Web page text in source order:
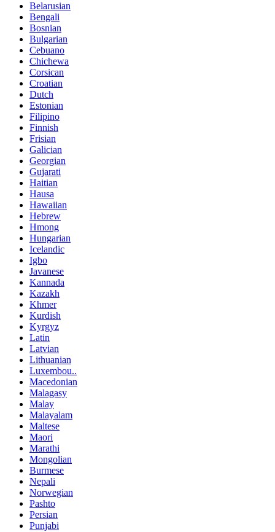
Belarusian
Bengali
Bosnian
Bulgarian
Cebuano
Chichewa
Corsican
Croatian
Dutch
Estonian
Filipino
Finnish
Frisian
Galician
Georgian
Gujarati
Haitian
Hausa
Hawaiian
Hebrew
Hmong
Hungarian
Icelandic
Igbo
Javanese
Kannada
Kazakh
Khmer
Kurdish
Kyrgyz
Latin
Latvian
Lithuanian
Luxembou..
Macedonian
Malagasy
Malay
Malayalam
Maltese
Maori
Marathi
Mongolian
Burmese
Nepali
Norwegian
Pashto
Persian
Punjabi